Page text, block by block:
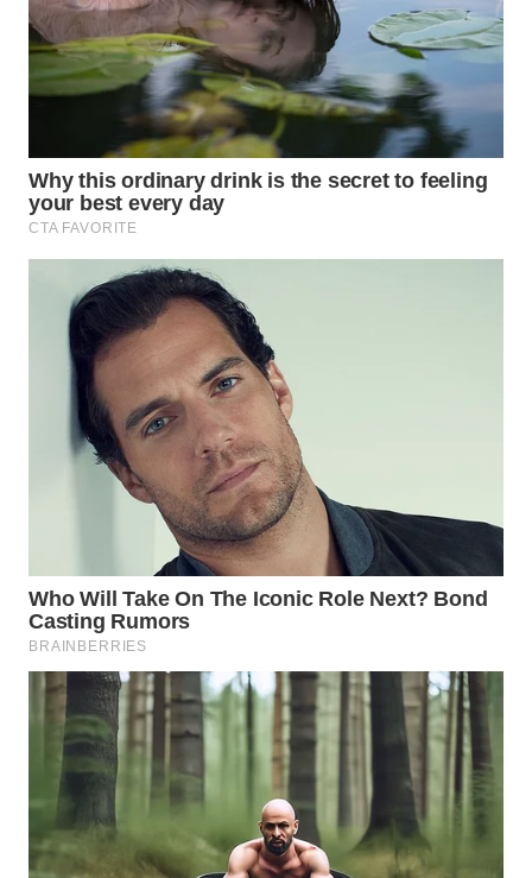
WN
TEBING
TINGGI
PAKPAK
WN
KARAWANG
WN
BEKASI
BOGOR
TAPANULI
UTARA
WN
SAMOSIR
PADANG
LAWAS